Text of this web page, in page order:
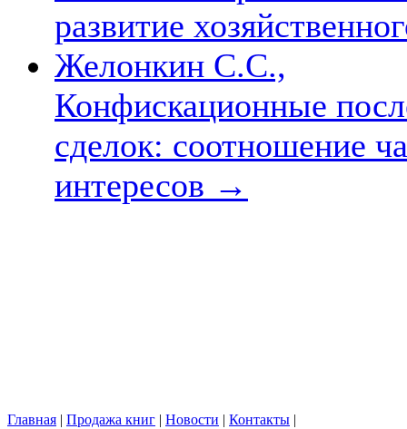
развитие
Желонкин С.С.,
Конфискационные
сделок: соотношение
интересов →
Главная | Продажа книг | Новости | Контакты |